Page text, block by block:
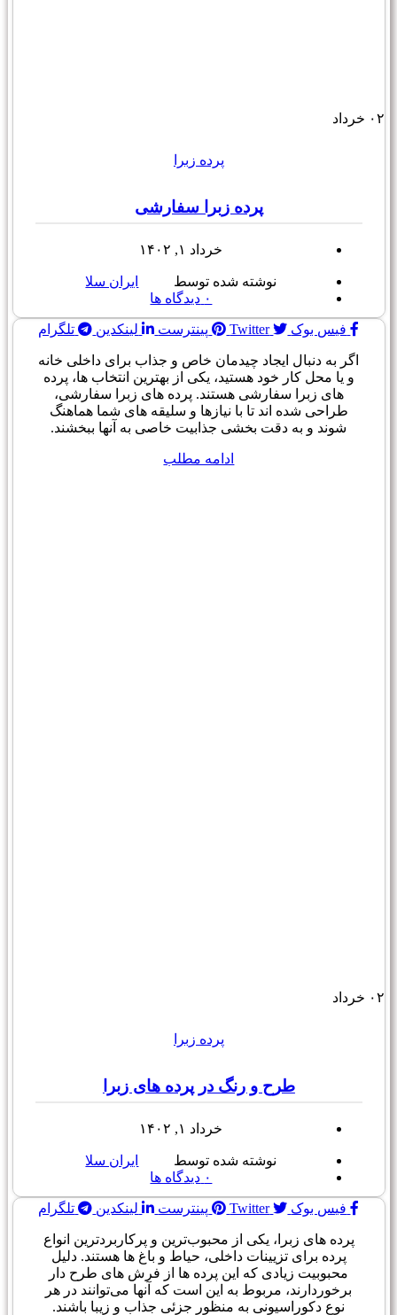
۰۲ خرداد
پرده زبرا
پرده زبرا سفارشی
خرداد ۱, ۱۴۰۲
نوشته شده توسط
ایران سلا
۰ دیدگاه ها
فیس بوک Twitter پینترست لینکدین تلگرام
اگر به دنبال ایجاد چیدمان خاص و جذاب برای داخلی خانه
و یا محل کار خود هستید، یکی از بهترین انتخاب ها، پرده
های زبرا سفارشی هستند. پرده های زبرا سفارشی،
طراحی شده اند تا با نیازها و سلیقه های شما هماهنگ
شوند و به دقت بخشی جذابیت خاصی به آنها ببخشند.
ادامه مطلب
۰۲ خرداد
پرده زبرا
طرح و رنگ در پرده های زبرا
خرداد ۱, ۱۴۰۲
نوشته شده توسط
ایران سلا
۰ دیدگاه ها
فیس بوک Twitter پینترست لینکدین تلگرام
پرده های زبرا، یکی از محبوب‌ترین و پرکاربردترین انواع
پرده برای تزیینات داخلی، حیاط و باغ ها هستند. دلیل
محبوبیت زیادی که این پرده ها از فرش های طرح دار
برخوردارند، مربوط به این است که آنها می‌توانند در هر
نوع دکوراسیونی به منظور جزئی جذاب و زیبا باشند.